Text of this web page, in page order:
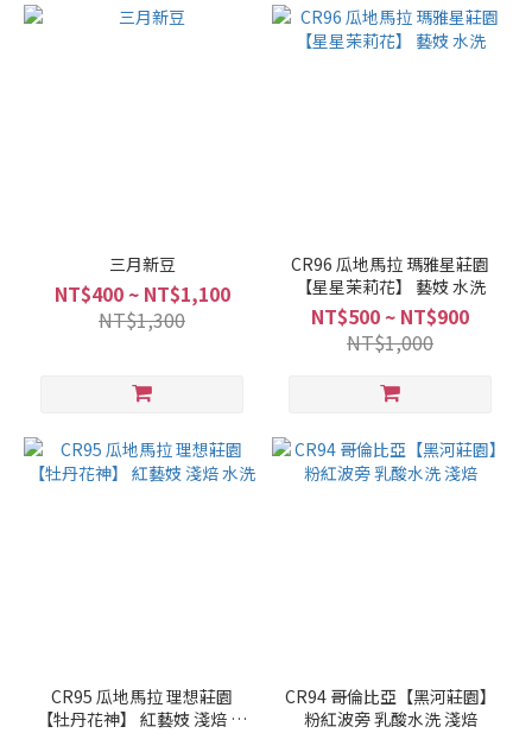
三月新豆
NT$400 ~ NT$1,100
NT$1,300
CR96 瓜地馬拉 瑪雅星莊園
【星星茉莉花】 藝妓 水洗
NT$500 ~ NT$900
NT$1,000
CR95 瓜地馬拉 理想莊園
【牡丹花神】 紅藝妓 淺焙 水
CR94 哥倫比亞【黑河莊園】
粉紅波旁 乳酸水洗 淺焙